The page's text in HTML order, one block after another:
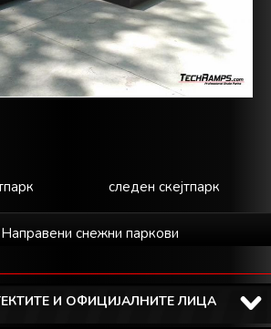
следен скејтпарк
Направени снежни паркови
И ОФИЦИЈАЛНИТЕ ЛИЦА